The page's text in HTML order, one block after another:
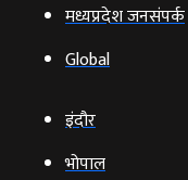
मध्यप्रदेश जनसंपर्क
Global
इंदौर
भोपाल